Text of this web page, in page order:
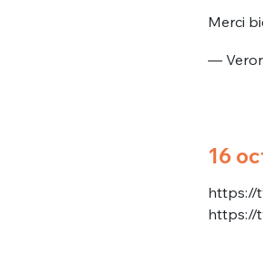
Merci
—
16
https://
https://